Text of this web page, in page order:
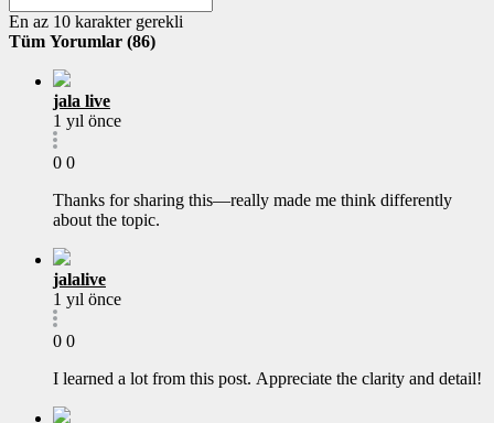
En az 10 karakter gerekli
Tüm Yorumlar (86)
jala live
1 yıl önce
0 0
Thanks for sharing this—really made me think differently
about the topic.
jalalive
1 yıl önce
0 0
I learned a lot from this post. Appreciate the clarity and detail!